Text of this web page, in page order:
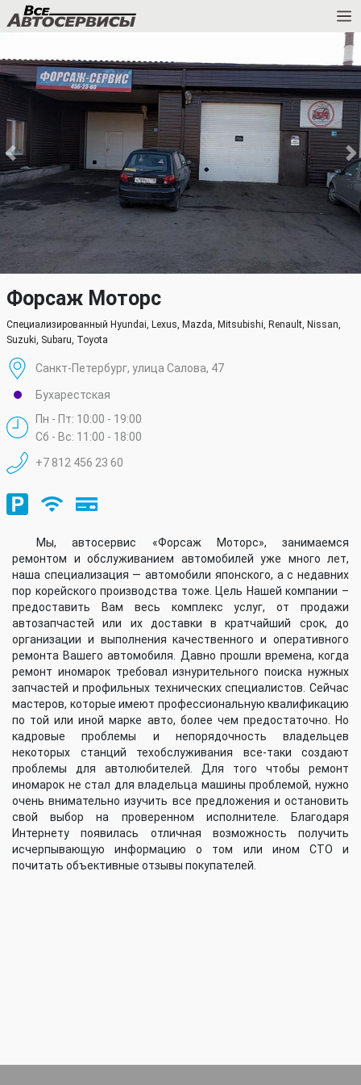
Форсаж Моторс
Специализированный Hyundai, Lexus, Mazda, Mitsubishi, Renault, Nissan,
Suzuki, Subaru, Toyota
Санкт-Петербург, улица Салова, 47
Бухарестская
Пн - Пт: 10:00 - 19:00
Сб - Вс: 11:00 - 18:00
+7 812 456 23 60
Мы, автосервис «Форсаж Моторс», занимаемся
ремонтом и обслуживанием автомобилей уже много лет,
наша специализация — автомобили японского, а с недавних
пор корейского производства тоже. Цель Нашей компании –
предоставить Вам весь комплекс услуг, от продажи
автозапчастей или их доставки в кратчайший срок, до
организации и выполнения качественного и оперативного
ремонта Вашего автомобиля. Давно прошли времена, когда
ремонт иномарок требовал изнурительного поиска нужных
запчастей и профильных технических специалистов. Сейчас
мастеров, которые имеют профессиональную квалификацию
по той или иной марке авто, более чем предостаточно. Но
кадровые проблемы и непорядочность владельцев
некоторых станций техобслуживания все-таки создают
проблемы для автолюбителей. Для того чтобы ремонт
иномарок не стал для владельца машины проблемой, нужно
очень внимательно изучить все предложения и остановить
свой выбор на проверенном исполнителе. Благодаря
Интернету появилась отличная возможность получить
исчерпывающую информацию о том или ином СТО и
почитать объективные отзывы покупателей.